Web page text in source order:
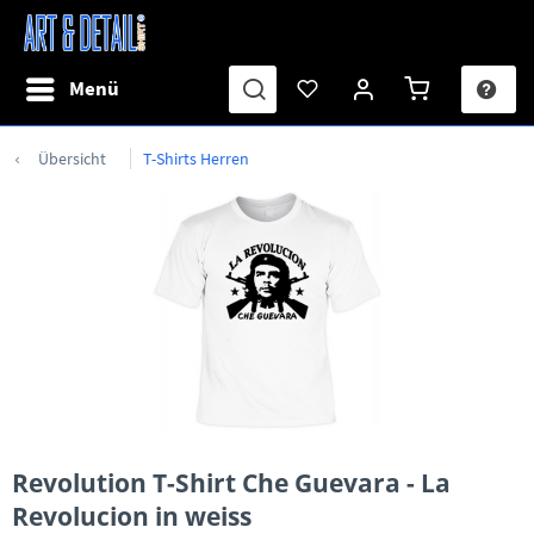
Menü
Übersicht T-Shirts Herren
Revolution T-Shirt Che Guevara - La
Revolucion in weiss